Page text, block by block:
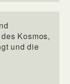
Kosmos,
und die